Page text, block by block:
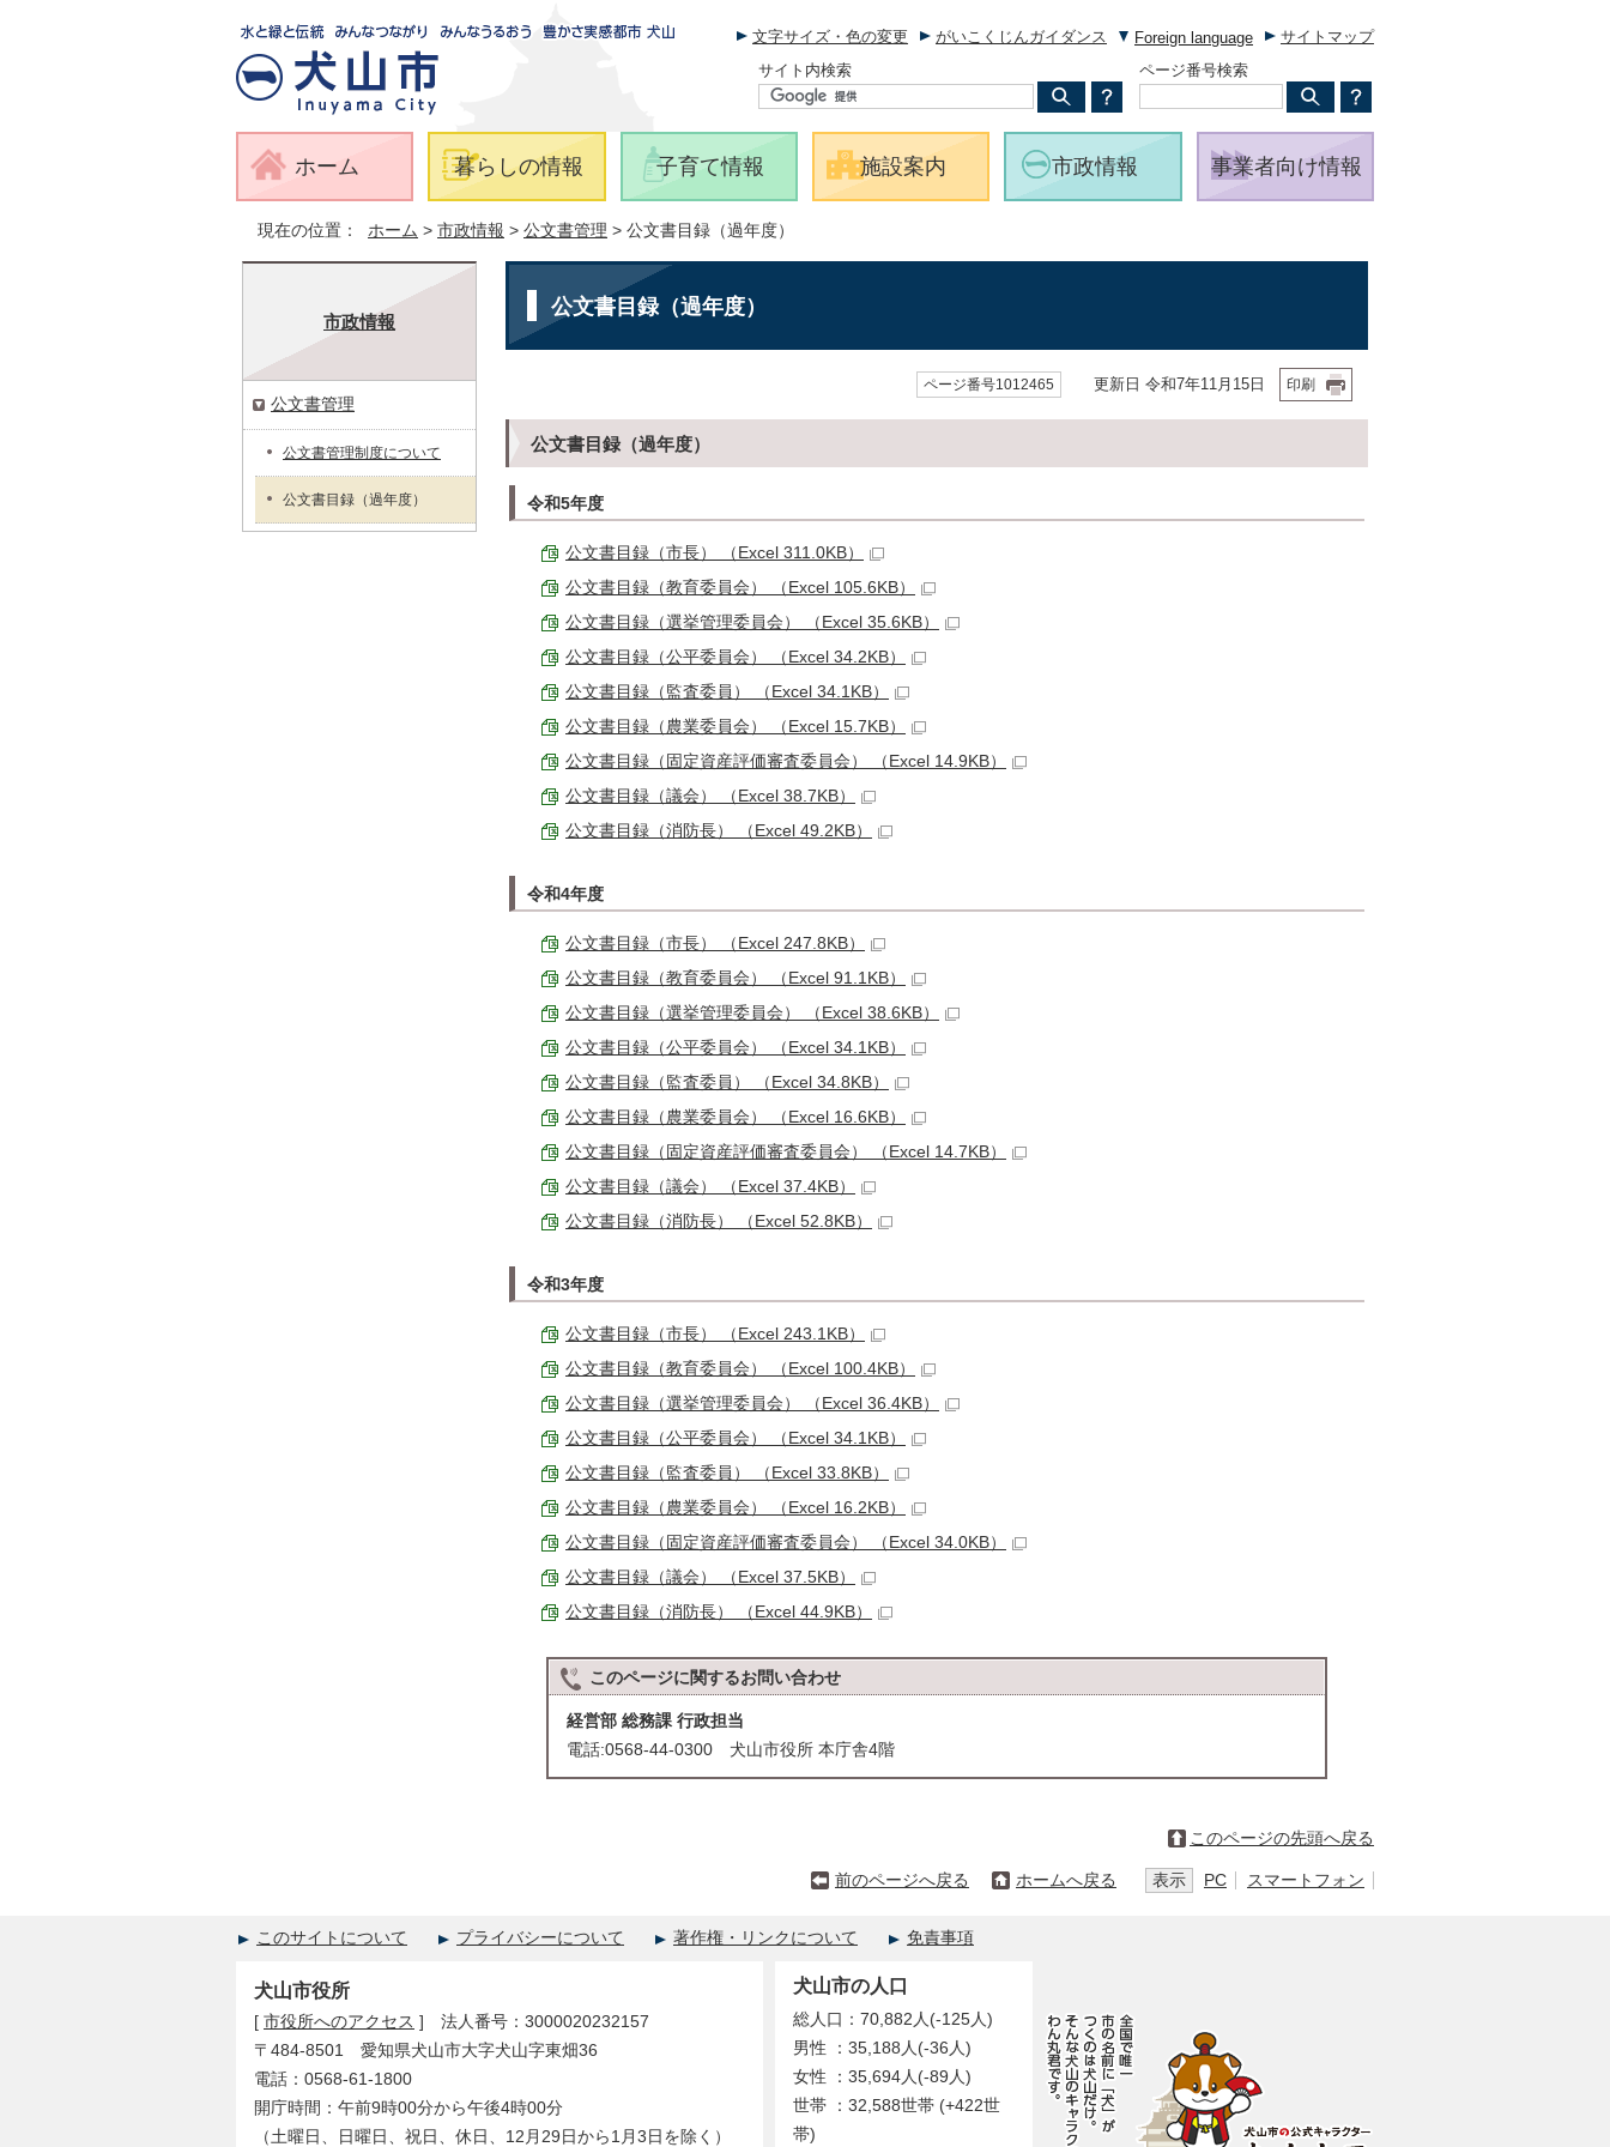
文字サイズ・色の変更 がいこくじんガイダンス Foreign language
サイトマップ
サイト内検索
ページ番号検索
ホーム 暮らしの情報 子育て情報 施設案内 市政情報 事業者向け情報
現在の位置： ホーム > 市政情報 > 公文書管理 > 公文書目録（過年度）
公文書目録（過年度）
ページ番号1012465 更新日 令和7年11月15日 印刷
公文書目録（過年度）
令和5年度
公文書目録（市長） （Excel 311.0KB）
公文書目録（教育委員会） （Excel 105.6KB）
公文書目録（選挙管理委員会） （Excel 35.6KB）
公文書目録（公平委員会） （Excel 34.2KB）
公文書目録（監査委員） （Excel 34.1KB）
公文書目録（農業委員会） （Excel 15.7KB）
公文書目録（固定資産評価審査委員会） （Excel 14.9KB）
公文書目録（議会） （Excel 38.7KB）
公文書目録（消防長） （Excel 49.2KB）
令和4年度
公文書目録（市長） （Excel 247.8KB）
公文書目録（教育委員会） （Excel 91.1KB）
公文書目録（選挙管理委員会） （Excel 38.6KB）
公文書目録（公平委員会） （Excel 34.1KB）
公文書目録（監査委員） （Excel 34.8KB）
公文書目録（農業委員会） （Excel 16.6KB）
公文書目録（固定資産評価審査委員会） （Excel 14.7KB）
公文書目録（議会） （Excel 37.4KB）
公文書目録（消防長） （Excel 52.8KB）
令和3年度
公文書目録（市長） （Excel 243.1KB）
公文書目録（教育委員会） （Excel 100.4KB）
公文書目録（選挙管理委員会） （Excel 36.4KB）
公文書目録（公平委員会） （Excel 34.1KB）
公文書目録（監査委員） （Excel 33.8KB）
公文書目録（農業委員会） （Excel 16.2KB）
公文書目録（固定資産評価審査委員会） （Excel 34.0KB）
公文書目録（議会） （Excel 37.5KB）
公文書目録（消防長） （Excel 44.9KB）
このページに関するお問い合わせ
経営部 総務課 行政担当
電話:0568-44-0300 犬山市役所 本庁舎4階
市政情報
公文書管理
公文書管理制度について
公文書目録（過年度）
このページの先頭へ戻る
前のページへ戻る ホームへ戻る 表示 PC スマートフォン
このサイトについて プライバシーについて 著作権・リンクについて 免責事項
犬山市役所
[ 市役所へのアクセス ] 法人番号：3000020232157
〒484-8501 愛知県犬山市大字犬山字東畑36
電話：0568-61-1800
開庁時間：午前9時00分から午後4時00分
（土曜日、日曜日、祝日、休日、12月29日から1月3日を除く）
犬山市の人口
総人口：70,882人(-125人)
男性 ：35,188人(-36人)
女性 ：35,694人(-89人)
世帯 ：32,588世帯 (+422世
帯)